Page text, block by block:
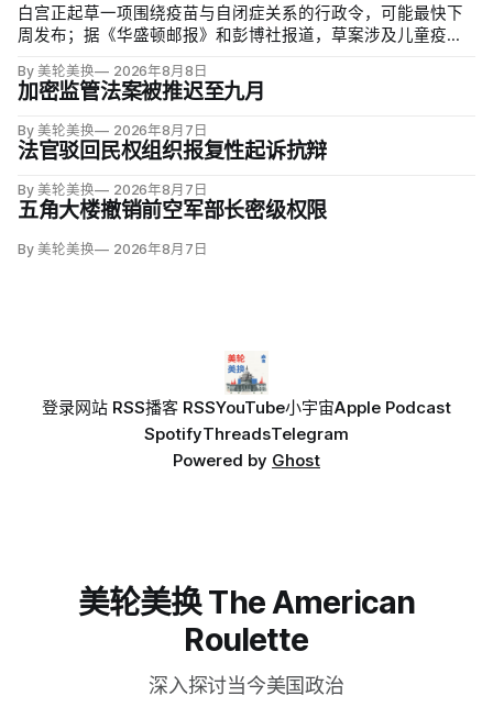
白宫正起草一项围绕疫苗与自闭症关系的行政令，可能最快下
周发布；据《华盛顿邮报》和彭博社报道，草案涉及儿童疫苗
项覆盖全球数百万儿童的高质量研究均未发现儿童疫苗导致自
闭症，相关说法源自一项后来撤稿的欺诈性研究，作者也被吊
销执照。
By 美轮美换 2026年8月8日
加密监管法案被推迟至九月
By 美轮美换 2026年8月7日
法官驳回民权组织报复性起诉抗辩
By 美轮美换 2026年8月7日
五角大楼撤销前空军部长密级权限
By 美轮美换 2026年8月7日
登录网站 RSS播客 RSSYouTube小宇宙Apple Podcast
SpotifyThreadsTelegram
Powered by Ghost
美轮美换 The American
Roulette
深入探讨当今美国政治